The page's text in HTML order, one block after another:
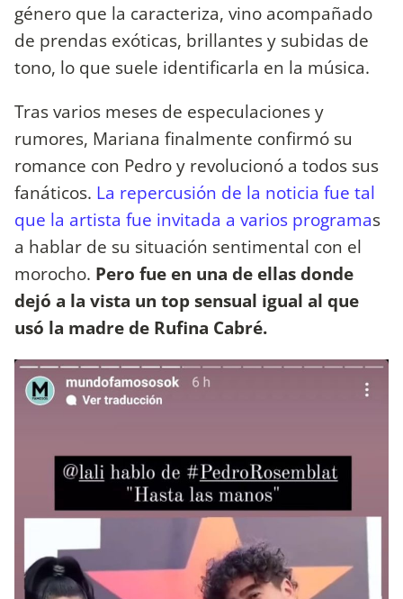
género que la caracteriza, vino acompañado
de prendas exóticas, brillantes y subidas de
tono, lo que suele identificarla en la música.
Tras varios meses de especulaciones y
rumores, Mariana finalmente confirmó su
romance con Pedro y revolucionó a todos sus
fanáticos. La repercusión de la noticia fue tal
que la artista fue invitada a varios programas
a hablar de su situación sentimental con el
morocho. Pero fue en una de ellas donde
dejó a la vista un top sensual igual al que
usó la madre de Rufina Cabré.